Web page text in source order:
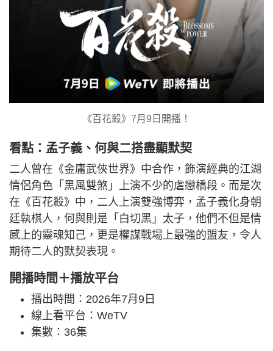
《百花殺》7月9日開播！
看點：孟子義、何與二搭盡顯默契
二人曾在《金庸武俠世界》中合作，飾演經典的江湖
情侶角色「黑風雙煞」上演不少的虐戀橋段。而是次
在《百花殺》中，二人上演雙強博弈，孟子義化身朝
廷執棋人，何與則是「白切黑」太子，他們不但是情
感上的靈魂知己，更是權謀戰場上最強的盟友，令人
期待二人的默契表現。
開播時間＋播放平台
播出時間：2026年7月9日
線上看平台：WeTV
集數：36集